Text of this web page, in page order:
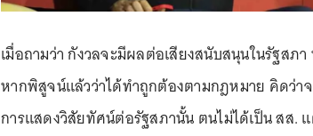
เมื่อถามว่า กังวลจะมีผลต่อเสียงสนับสนุนในรัฐสภา
หากพิสูจน์แล้วว่าได้ทำถูกต้องตามกฎหมาย คิดว่าจ
การแสดงวิสัยทัศน์ต่อรัฐสภานั้น ตนไม่ได้เป็น สส.